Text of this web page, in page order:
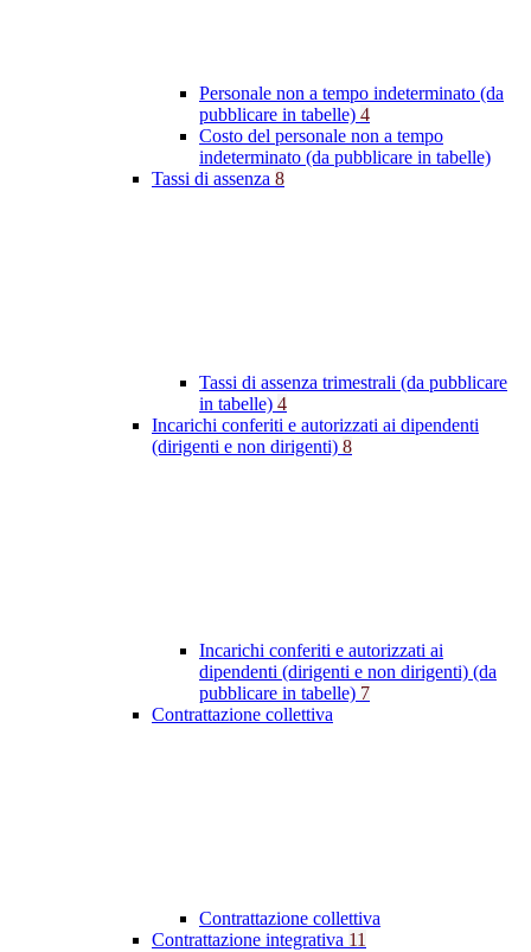
Personale non a tempo indeterminato (da
pubblicare in tabelle) 4
Costo del personale non a tempo
indeterminato (da pubblicare in tabelle)
Tassi di assenza 8
Tassi di assenza trimestrali (da pubblicare
in tabelle) 4
Incarichi conferiti e autorizzati ai dipendenti
(dirigenti e non dirigenti) 8
Incarichi conferiti e autorizzati ai
dipendenti (dirigenti e non dirigenti) (da
pubblicare in tabelle) 7
Contrattazione collettiva
Contrattazione collettiva
Contrattazione integrativa 11